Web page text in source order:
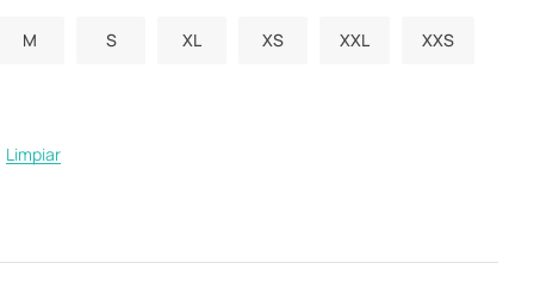
M S XL XS XXL XXS
Limpiar